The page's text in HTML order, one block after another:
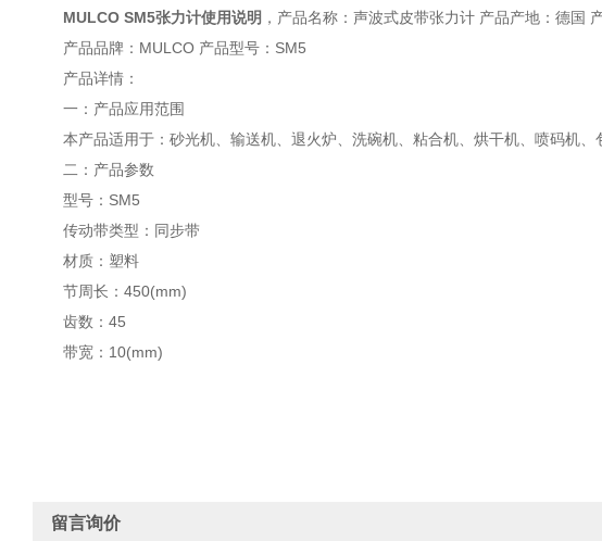
MULCO SM5张力计使用说明 ，产品名称：声波式皮带张力计 产品产地：德国
产品品牌：MULCO 产品型号：SM5
产品详情：
一：产品应用范围
本产品适用于：砂光机、输送机、退火炉、洗碗机、粘合机、烘干机、喷码机、
二：产品参数
型号：SM5
传动带类型：同步带
材质：塑料
节周长：450(mm)
齿数：45
带宽：10(mm)
留言询价